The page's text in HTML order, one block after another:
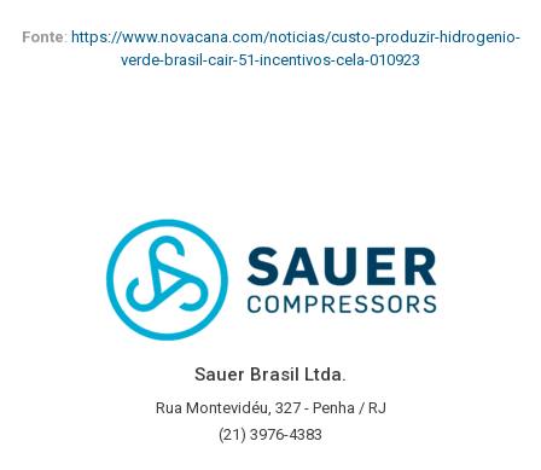
Fonte: https://www.novacana.com/noticias/custo-produzir-hidrogenio-
verde-brasil-cair-51-incentivos-cela-010923
Sauer Brasil Ltda.
Rua Montevidéu, 327 - Penha / RJ
(21) 3976-4383